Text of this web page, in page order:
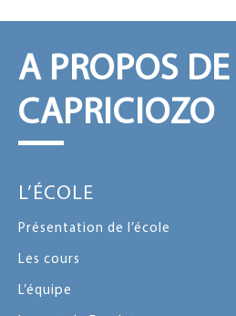
A PROPOS
CAPRICIOZO
L’ÉCOLE
Présentation de l’école
Les cours
L’équipe